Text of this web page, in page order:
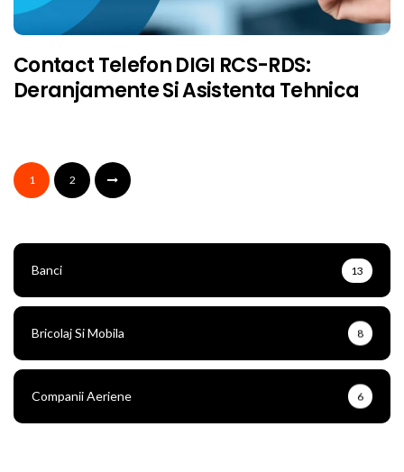
Contact Telefon DIGI RCS-RDS:
Deranjamente Si Asistenta Tehnica
1 2
Banci 13
Bricolaj Si Mobila 8
Companii Aeriene 6